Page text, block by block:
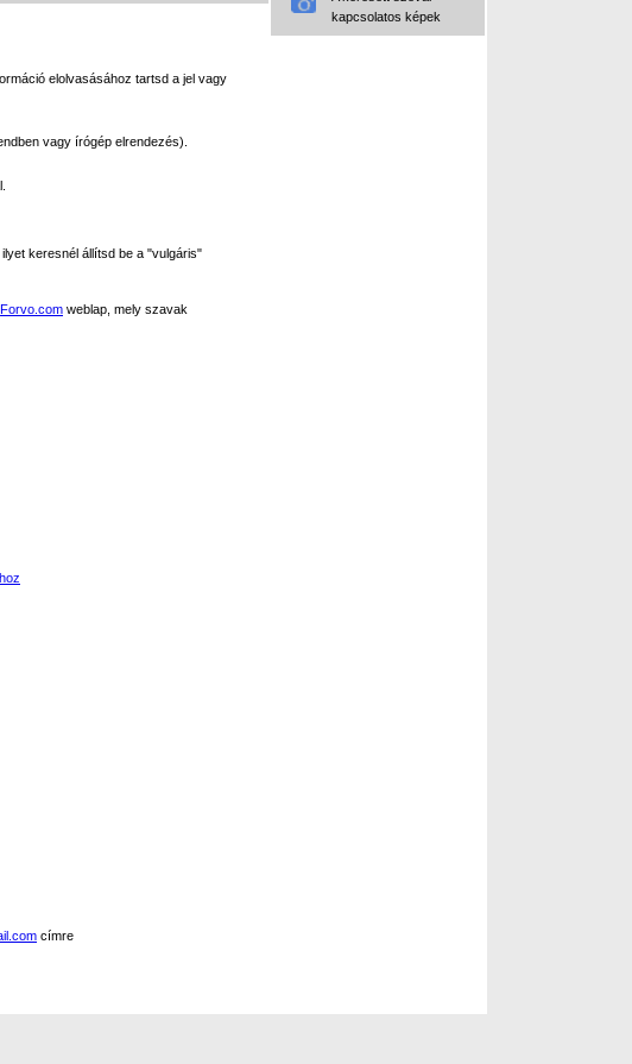
kapcsolatos képek
elolvasásához tartsd a jel vagy
vagy írógép elrendezés).
keresnél állítsd be a "vulgáris"
Forvo.com weblap, mely szavak
címre